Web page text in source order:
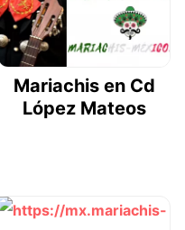
Mariachis en Cd
López Mateos